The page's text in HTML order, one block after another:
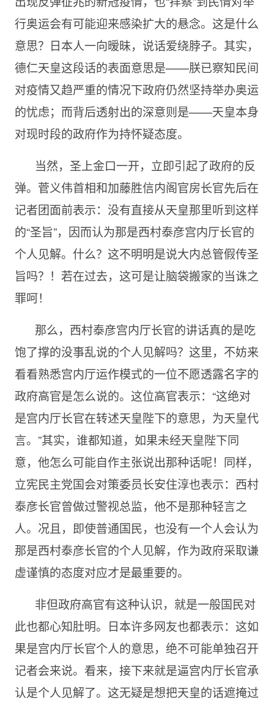
行奥运会有可能迎来感染扩大的悬念。这是什么
意思？日本人一向暧昧，说话爱绕脖子。其实，
德仁天皇这段话的表面意思是——朕已察知民间
对疫情又趋严重的情况下政府仍然坚持举办奥运
的忧虑；而背后透射出的深意则是——天皇本身
对现时段的政府作为持怀疑态度。
当然，圣上金口一开，立即引起了政府的反
弹。菅义伟首相和加藤胜信内阁官房长官先后在
记者团面前表示：没有直接从天皇那里听到这样
的“圣旨”，因而认为那是西村泰彦宫内厅长官的
个人见解。什么？这不明明是说大内总管假传圣
旨吗？！若在过去，这可是让脑袋搬家的当诛之
罪呵！
那么，西村泰彦宫内厅长官的讲话真的是吃
饱了撑的没事乱说的个人见解吗？这里，不妨来
看看熟悉宫内厅运作模式的一位不愿透露名字的
政府高官是怎么说的。这位高官表示：“这绝对
是宫内厅长官在转述天皇陛下的意思，为天皇代
言。”其实，谁都知道，如果未经天皇陛下同
意，他怎么可能自作主张说出那种话呢！同样，
立宪民主党国会对策委员长安住淳也表示：西村
泰彦长官曾做过警视总监，他不是那种轻言之
人。况且，即使普通国民，也没有一个人会认为
那是西村泰彦长官的个人见解，作为政府采取谦
虚谨慎的态度对应才是最重要的。
非但政府高官有这种认识，就是一般国民对
此也都心知肚明。日本许多网友也都表示：这如
果是宫内厅长官个人的意思，绝不可能单独召开
记者会来说。看来，接下来就是逼宫内厅长官承
认是个人见解了。这无疑是想把天皇的话遮掩过